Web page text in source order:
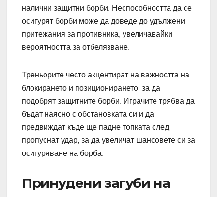
налични защитни борби. Неспособността да се
осигурят борби може да доведе до удължени
притежания за противника, увеличавайки
вероятността за отбелязване.
Треньорите често акцентират на важността на
блокирането и позиционирането, за да
подобрят защитните борби. Играчите трябва да
бъдат наясно с обстановката си и да
предвиждат къде ще падне топката след
пропуснат удар, за да увеличат шансовете си за
осигуряване на борба.
Принудени загуби на